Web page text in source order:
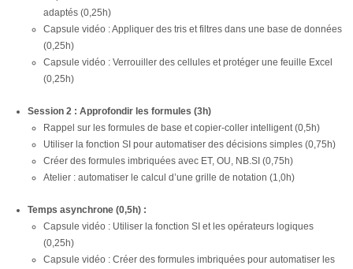
adaptés (0,25h)
Capsule vidéo : Appliquer des tris et filtres dans une base de données
(0,25h)
Capsule vidéo : Verrouiller des cellules et protéger une feuille Excel
(0,25h)
Session 2 : Approfondir les formules (3h)
Rappel sur les formules de base et copier-coller intelligent (0,5h)
Utiliser la fonction SI pour automatiser des décisions simples (0,75h)
Créer des formules imbriquées avec ET, OU, NB.SI (0,75h)
Atelier : automatiser le calcul d’une grille de notation (1,0h)
Temps asynchrone (0,5h) :
Capsule vidéo : Utiliser la fonction SI et les opérateurs logiques
(0,25h)
Capsule vidéo : Créer des formules imbriquées pour automatiser les